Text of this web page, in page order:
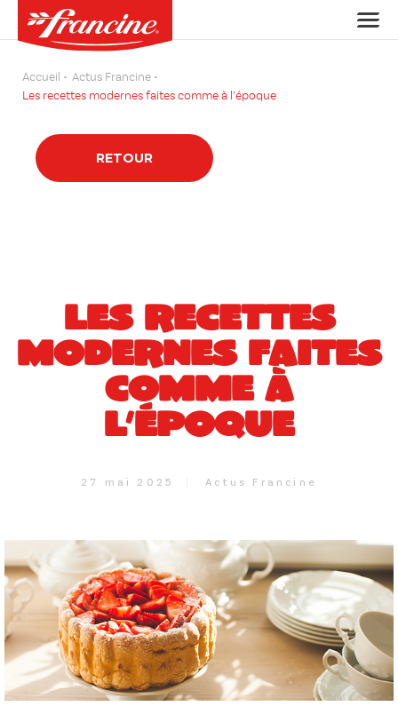
Accueil
Actus Francine
Les recettes modernes faites comme à l’époque
RETOUR
LES RECETTES
MODERNES FAITES
COMME À
L’ÉPOQUE
27 mai 2025 Actus Francine